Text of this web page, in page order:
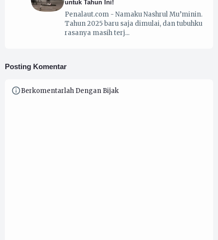
untuk Tahun Ini!
Penalaut.com - Namaku Nashrul Mu’minin.
Tahun 2025 baru saja dimulai, dan tubuhku
rasanya masih terj
Posting Komentar
Berkomentarlah Dengan Bijak